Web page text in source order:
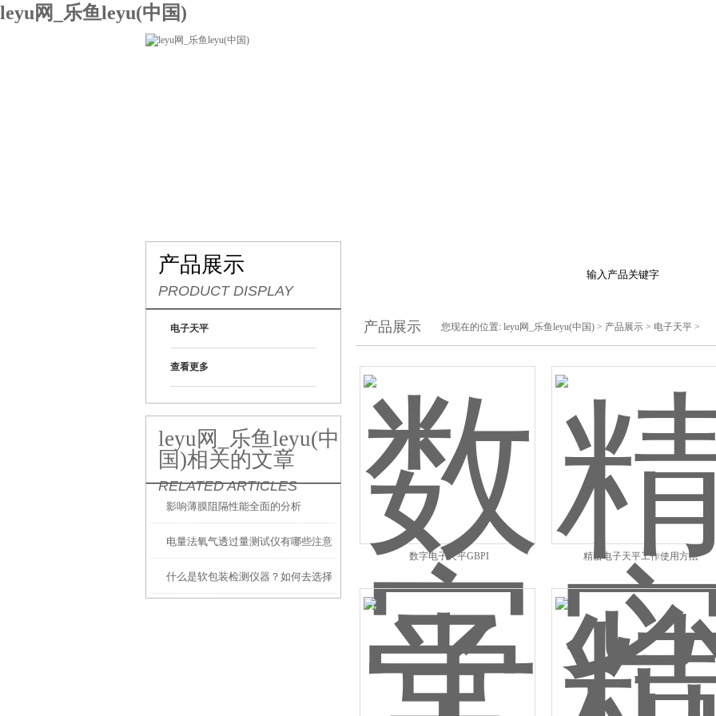
leyu网_乐鱼leyu(中国)
产品展示
PRODUCT DISPLAY
电子天平
查看更多
leyu网_乐鱼leyu(中
国)相关的文章
RELATED ARTICLES
影响薄膜阻隔性能全面的分析
电量法氧气透过量测试仪有哪些注意
事项
什么是软包装检测仪器？如何去选择
产品展示 您现在的位置: leyu网_乐鱼leyu(中国) > 产品展示 > 电子天平 >
数字电子天平GBPI 精密电子天平工作使用方法